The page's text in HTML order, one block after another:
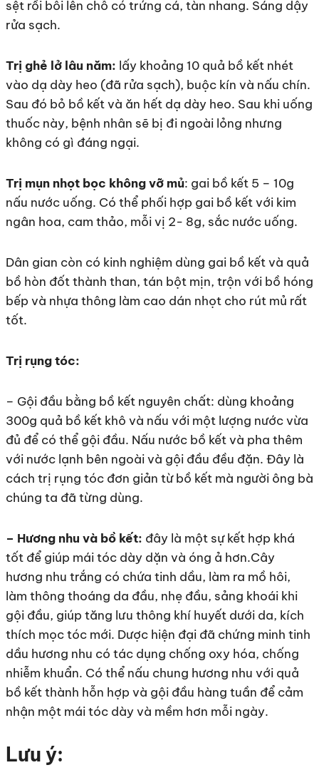
sệt rồi bôi lên chỗ có trứng cá, tàn nhang. Sáng dậy
rửa sạch.
Trị ghẻ lở lâu năm: lấy khoảng 10 quả bồ kết nhét
vào dạ dày heo (đã rửa sạch), buộc kín và nấu chín.
Sau đó bỏ bồ kết và ăn hết dạ dày heo. Sau khi uống
thuốc này, bệnh nhân sẽ bị đi ngoài lỏng nhưng
không có gì đáng ngại.
Trị mụn nhọt bọc không vỡ mủ: gai bồ kết 5 – 10g
nấu nước uống. Có thể phối hợp gai bồ kết với kim
ngân hoa, cam thảo, mỗi vị 2- 8g, sắc nước uống.
Dân gian còn có kinh nghiệm dùng gai bồ kết và quả
bồ hòn đốt thành than, tán bột mịn, trộn với bồ hóng
bếp và nhựa thông làm cao dán nhọt cho rút mủ rất
tốt.
Trị rụng tóc:
– Gội đầu bằng bồ kết nguyên chất: dùng khoảng
300g quả bồ kết khô và nấu với một lượng nước vừa
đủ để có thể gội đầu. Nấu nước bồ kết và pha thêm
với nước lạnh bên ngoài và gội đầu đều đặn. Đây là
cách trị rụng tóc đơn giản từ bồ kết mà người ông bà
chúng ta đã từng dùng.
– Hương nhu và bồ kết: đây là một sự kết hợp khá
tốt để giúp mái tóc dày dặn và óng ả hơn.Cây
hương nhu trắng có chứa tinh dầu, làm ra mồ hôi,
làm thông thoáng da đầu, nhẹ đầu, sảng khoái khi
gội đầu, giúp tăng lưu thông khí huyết dưới da, kích
thích mọc tóc mới. Dược hiện đại đã chứng minh tinh
dầu hương nhu có tác dụng chống oxy hóa, chống
nhiễm khuẩn. Có thể nấu chung hương nhu với quả
bồ kết thành hỗn hợp và gội đầu hàng tuần để cảm
nhận một mái tóc dày và mềm hơn mỗi ngày.
Lưu ý: